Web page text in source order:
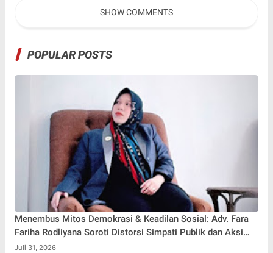
SHOW COMMENTS
POPULAR POSTS
Menembus Mitos Demokrasi & Keadilan Sosial: Adv. Fara
Fariha Rodliyana Soroti Distorsi Simpati Publik dan Aksi
Main Hakim Sendiri
Juli 31, 2026